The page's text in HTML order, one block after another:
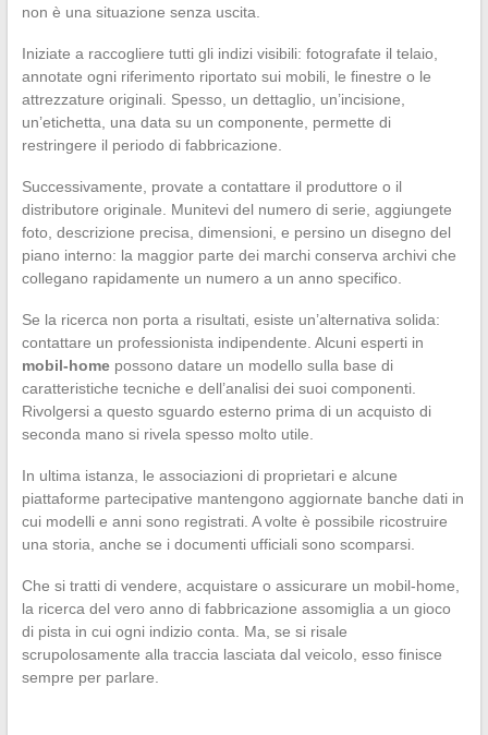
non è una situazione senza uscita.
Iniziate a raccogliere tutti gli indizi visibili: fotografate il telaio,
annotate ogni riferimento riportato sui mobili, le finestre o le
attrezzature originali. Spesso, un dettaglio, un’incisione,
un’etichetta, una data su un componente, permette di
restringere il periodo di fabbricazione.
Successivamente, provate a contattare il produttore o il
distributore originale. Munitevi del numero di serie, aggiungete
foto, descrizione precisa, dimensioni, e persino un disegno del
piano interno: la maggior parte dei marchi conserva archivi che
collegano rapidamente un numero a un anno specifico.
Se la ricerca non porta a risultati, esiste un’alternativa solida:
contattare un professionista indipendente. Alcuni esperti in
mobil-homepossono datare un modello sulla base di
caratteristiche tecniche e dell’analisi dei suoi componenti.
Rivolgersi a questo sguardo esterno prima di un acquisto di
seconda mano si rivela spesso molto utile.
In ultima istanza, le associazioni di proprietari e alcune
piattaforme partecipative mantengono aggiornate banche dati in
cui modelli e anni sono registrati. A volte è possibile ricostruire
una storia, anche se i documenti ufficiali sono scomparsi.
Che si tratti di vendere, acquistare o assicurare un mobil-home,
la ricerca del vero anno di fabbricazione assomiglia a un gioco
di pista in cui ogni indizio conta. Ma, se si risale
scrupolosamente alla traccia lasciata dal veicolo, esso finisce
sempre per parlare.